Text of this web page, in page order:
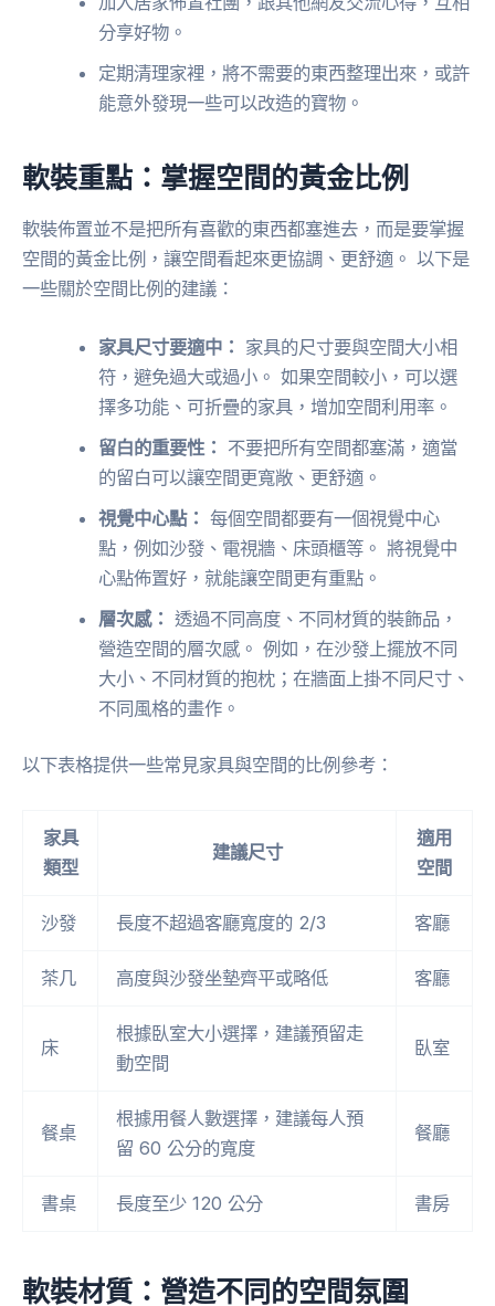
分享好物。
定期清理家裡，將不需要的東西整理出來，或許
能意外發現一些可以改造的寶物。
軟裝重點：掌握空間的黃金比例
軟裝佈置並不是把所有喜歡的東西都塞進去，而是要掌握
空間的黃金比例，讓空間看起來更協調、更舒適。 以下是
一些關於空間比例的建議：
家具尺寸要適中： 家具的尺寸要與空間大小相
符，避免過大或過小。 如果空間較小，可以選
擇多功能、可折疊的家具，增加空間利用率。
留白的重要性： 不要把所有空間都塞滿，適當
的留白可以讓空間更寬敞、更舒適。
視覺中心點： 每個空間都要有一個視覺中心
點，例如沙發、電視牆、床頭櫃等。 將視覺中
心點佈置好，就能讓空間更有重點。
層次感： 透過不同高度、不同材質的裝飾品，
營造空間的層次感。 例如，在沙發上擺放不同
大小、不同材質的抱枕；在牆面上掛不同尺寸、
不同風格的畫作。
以下表格提供一些常見家具與空間的比例參考：
家具
類型
建議尺寸
適用
空間
沙發 長度不超過客廳寬度的 2/3 客廳
茶几 高度與沙發坐墊齊平或略低 客廳
床
根據臥室大小選擇，建議預留走
動空間
臥室
餐桌
根據用餐人數選擇，建議每人預
留 60 公分的寬度
餐廳
書桌 長度至少 120 公分 書房
軟裝材質：營造不同的空間氛圍